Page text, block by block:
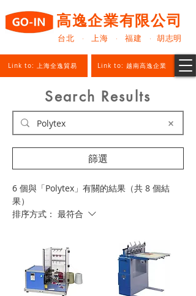
Link to: 上海全逸貿易
高逸企業有限公司
Link to: 越南高逸企業
台北 · 上海 · 福建 · 胡志明
Search Results
篩選
6 個與「Polytex」有關的結果（共 8 個結
果）
排序方式： 最符合